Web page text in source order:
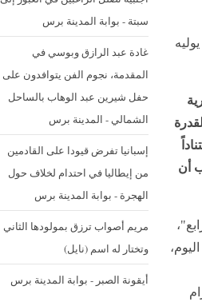
سبتة - بوابة المدينة برس
غادة عبد الرازق وبوسي في
المقدمة، نجوم الفن يتوافدون على
حفل شيرين عبد الوهاب بالساحل
الشمالي - المدينة برس
إسبانيا تفرض قيودا على القادمين
من إيطاليا في احتدام لخلاف حول
الهجرة - بوابة المدينة برس
مريم أصواب ترزق بمولودها الثاني
وتختار له اسم (نايل)
أيقونة الصبر - بوابة المدينة برس
نشر في: الخميس 2 يوليه 2026 - 10:34 م | آخر تحديث: الخميس 2 يوليه
أن